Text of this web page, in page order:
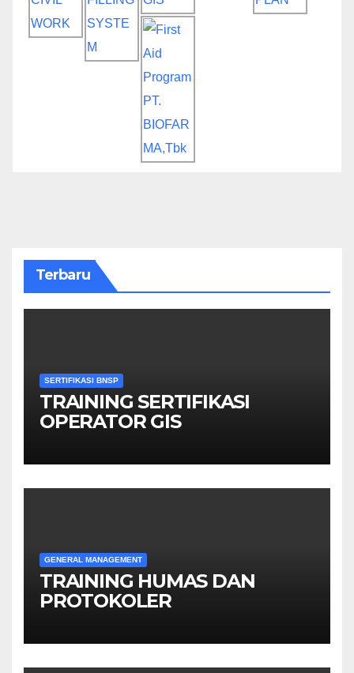
Terbaru
SERTIFIKASI BNSP
TRAINING SERTIFIKASI
OPERATOR GIS
GENERAL MANAGEMENT
TRAINING HUMAS DAN
PROTOKOLER